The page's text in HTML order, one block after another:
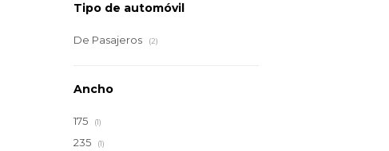
Tipo de automóvil
De Pasajeros (2)
Ancho
175 (1)
235 (1)